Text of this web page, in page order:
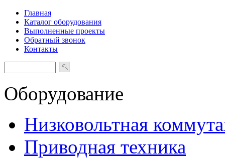
Главная
Каталог оборудования
Выполненные проекты
Обратный звонок
Контакты
Оборудование
Низковольтная
Приводная техника